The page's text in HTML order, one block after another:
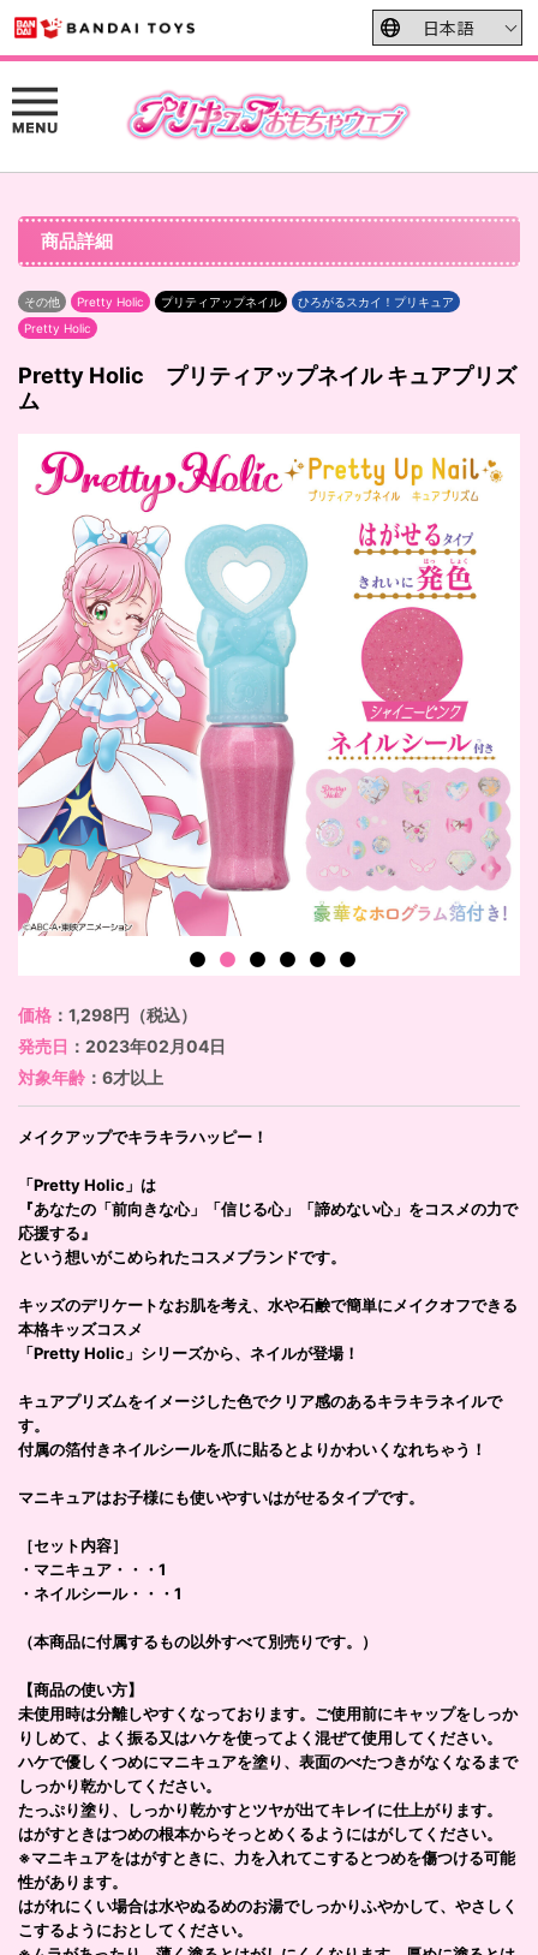
商品詳細
その他 Pretty Holic プリティアップネイル
ひろがるスカイ！プリキュア
Pretty Holic
Pretty Holic プリティアップネイル キュアプリズ
ム
価格 ：1,298円（税込）
発売日 ：2023年02月04日
対象年齢 ：6才以上
メイクアップでキラキラハッピー！
「Pretty Holic」は
『あなたの「前向きな心」「信じる心」「諦めない心」をコスメの力で
応援する』
という想いがこめられたコスメブランドです。
キッズのデリケートなお肌を考え、水や石鹸で簡単にメイクオフできる
本格キッズコスメ
「Pretty Holic」シリーズから、ネイルが登場！
キュアプリズムをイメージした色でクリア感のあるキラキラネイルで
す。
付属の箔付きネイルシールを爪に貼るとよりかわいくなれちゃう！
マニキュアはお子様にも使いやすいはがせるタイプです。
［セット内容］
・マニキュア・・・1
・ネイルシール・・・1
（本商品に付属するもの以外すべて別売りです。）
【商品の使い方】
未使用時は分離しやすくなっております。ご使用前にキャップをしっか
りしめて、よく振る又はハケを使ってよく混ぜて使用してください。
ハケで優しくつめにマニキュアを塗り、表面のべたつきがなくなるまで
しっかり乾かしてください。
たっぷり塗り、しっかり乾かすとツヤが出てキレイに仕上がります。
はがすときはつめの根本からそっとめくるようにはがしてください。
※マニキュアをはがすときに、力を入れてこするとつめを傷つける可能
性があります。
はがれにくい場合は水やぬるめのお湯でしっかりふやかして、やさしく
こするようにおとしてください。